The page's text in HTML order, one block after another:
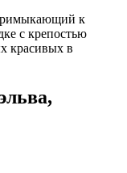
к
с крепостью
красивых в